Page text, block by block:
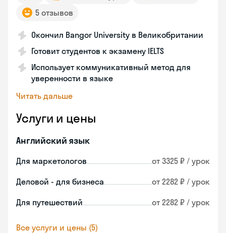
5 отзывов
Окончил Bangor University в Великобритании
Готовит студентов к экзамену IELTS
Использует коммуникативный метод для
уверенности в языке
Читать дальше
Услуги и цены
Английский язык
Для маркетологов от 3325 ₽ / урок
Деловой - для бизнеса от 2282 ₽ / урок
Для путешествий от 2282 ₽ / урок
Все услуги и цены (5)